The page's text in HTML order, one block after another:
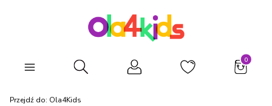
Otwórz wyszukiwarkę
Przejdź do: Ola4Kids